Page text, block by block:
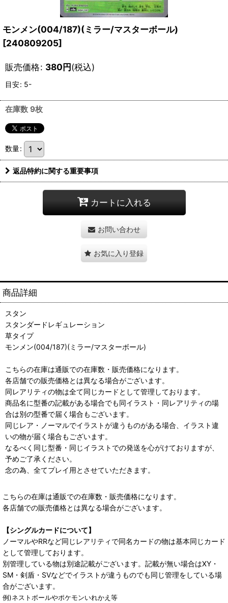
モンメン(004/187)(ミラー/マスターボール)
[240809205]
販売価格: 380円(税込)
目安: 5-
在庫数 9枚
数量:
返品特約に関する重要事項
カートに入れる
お問い合わせ
お気に入り登録
商品詳細
スタン
スタンダードレギュレーション
草タイプ
モンメン(004/187)(ミラー/マスターボール)
こちらの在庫は通販での在庫数・販売価格になります。
各店舗での販売価格とは異なる場合がございます。
同レアリティの物は全て同じカードとして管理しております。
商品名に型番の記載がある場合でも同イラスト・同レアリティの場
合は別の型番で届く場合もございます。
同じレア・ノーマルでイラストが違うものがある場合、イラスト違
いの物が届く場合もございます。
なるべく同じ型番・同じイラストでの発送を心がけておりますが、
予めご了承ください。
念の為、全てプレイ用とさせていただきます。
こちらの在庫は通販での在庫数・販売価格になります。
各店舗での販売価格とは異なる場合がございます。
【シングルカードについて】
ノーマルやRRなど同じレアリティで同名カードの物は基本同じカード
として管理しております。
別管理している物は別途記載がございます。記載が無い場合はXY・
SM・剣盾・SVなどでイラストが違うものでも同じ管理をしている場
合がございます。
例)ネストボールやポケモンいれかえ等